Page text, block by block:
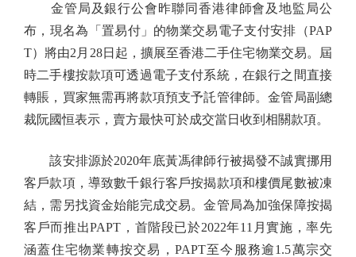
金管局及銀行公會昨聯同香港律師會及地監局公
布，現名為「置易付」的物業交易電子支付安排（PAP
T）將由2月28日起，擴展至香港二手住宅物業交易。屆
時二手樓按款項可透過電子支付系統，在銀行之間直接
轉賬，買家無需再將款項預支予託管律師。金管局副總
裁阮國恒表示，賣方最快可於成交當日收到相關款項。
該安排源於2020年底黃馮律師行被揭發不誠實挪用
客戶款項，導致數千銀行客戶按揭款項和樓價尾數被凍
結，需另找資金始能完成交易。金管局為加強保障按揭
客戶而推出PAPT，首階段已於2022年11月實施，率先
涵蓋住宅物業轉按交易，PAPT至今服務逾1.5萬宗交